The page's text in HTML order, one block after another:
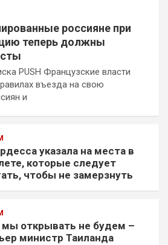
россияне при
теперь должны
PUSH Французские власти
въезда на свою
и
указала на места в
которые следует
чтобы не замерзнуть
открывать не будем –
министр Таиланда